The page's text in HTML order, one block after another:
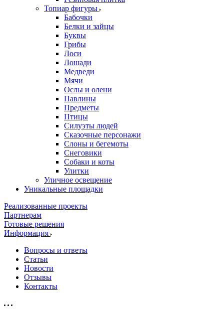
Топиар фигуры
Бабочки
Белки и зайцы
Буквы
Грибы
Лоси
Лошади
Медведи
Мячи
Ослы и олени
Павлины
Предметы
Птицы
Силуэты людей
Сказочные персонажи
Слоны и бегемоты
Снеговики
Собаки и коты
Улитки
Уличное освещение
Уникальные площадки
Реализованные проекты
Партнерам
Готовые решения
Информация
Вопросы и ответы
Статьи
Новости
Отзывы
Контакты